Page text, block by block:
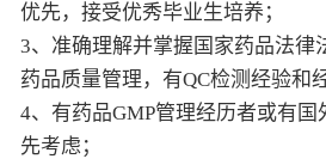
优先，接受优秀毕业生培养；
3、准确理解并掌握国家药品法律
药品质量管理，有QC检测经验和
4、有药品GMP管理经历者或有
先考虑；